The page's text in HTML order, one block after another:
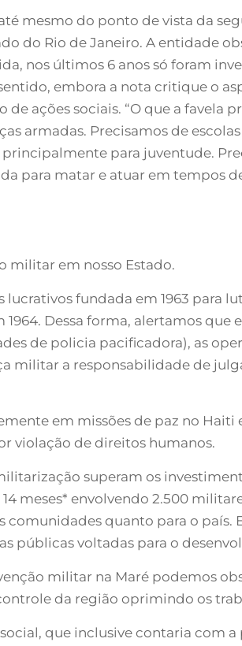
mesmo do ponto de vista da
do Rio de Janeiro. A entidade
nos últimos 6 anos só foram
embora a nota critique o
ações sociais. “O que a favela
armadas. Precisamos de
para juventude.
para matar e atuar em tempos
militar em nosso Estado.
fundada em 1963 para
Dessa forma, alertamos que
de policia pacificadora), as
militar a responsabilidade de
em missões de paz no
violação de direitos humanos.
superam os
meses* envolvendo 2.500
comunidades quanto para o país.
públicas voltadas para o
militar na Maré podemos
da região oprimindo os
que inclusive contaria com